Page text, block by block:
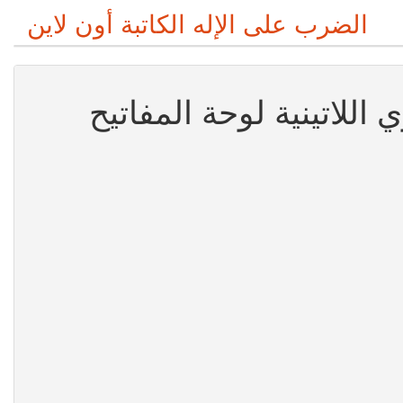
الضرب على الإله الكاتبة أون لاين
اللاتينية لوحة المفاتيح